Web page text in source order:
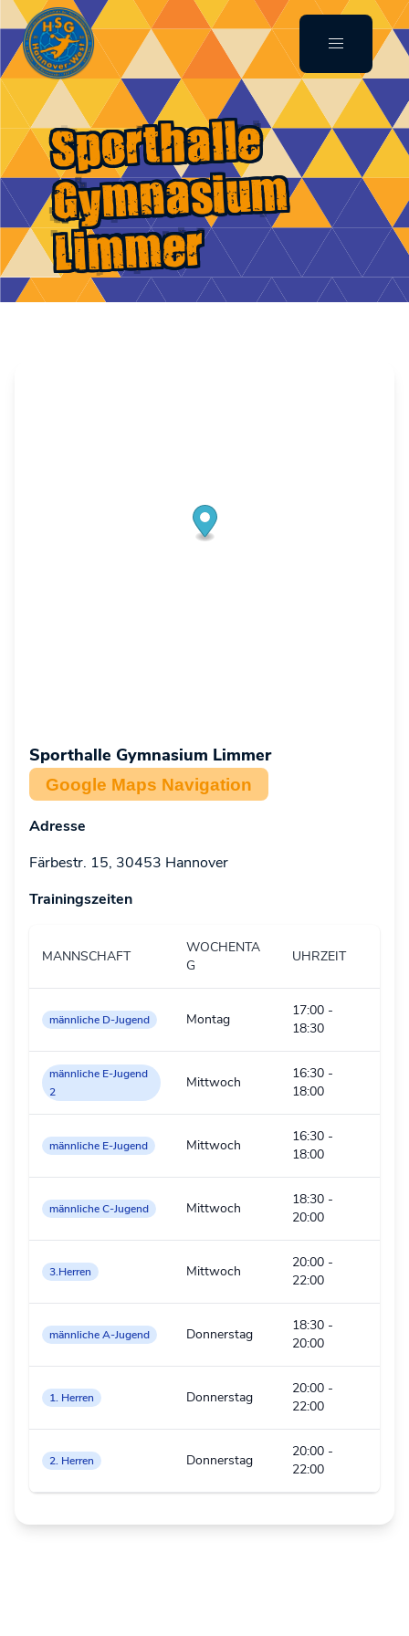
Sporthalle
Gymnasium
Limmer
Sporthalle Gymnasium Limmer
Google Maps Navigation
Adresse
Färbestr. 15, 30453 Hannover
Trainingszeiten
männliche D-Jugend Montag
17:00 -
18:30
männliche E-Jugend
2
Mittwoch
16:30 -
18:00
männliche E-Jugend Mittwoch
16:30 -
18:00
männliche C-Jugend Mittwoch
18:30 -
20:00
3.Herren Mittwoch
20:00 -
22:00
männliche A-Jugend Donnerstag
18:30 -
20:00
1. Herren Donnerstag
20:00 -
22:00
2. Herren Donnerstag
20:00 -
22:00
MANNSCHAFT
WOCHENTA
G
UHRZEIT